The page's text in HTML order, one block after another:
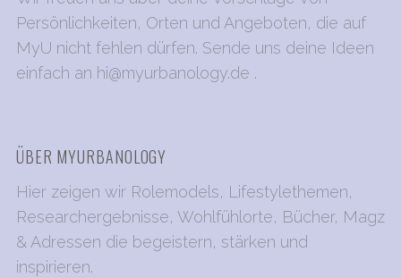
n
u
m
m
i
e
r
u
n
Persönlichkeiten, Orten und Angeboten, die auf
MyU nicht fehlen dürfen. Sende uns deine Ideen
einfach an hi@myurbanology.de .
ÜBER MYURBANOLOGY
Hier zeigen wir Rolemodels, Lifestylethemen,
Researchergebnisse, Wohlfühlorte, Bücher, Magz
& Adressen die begeistern, stärken und
inspirieren.